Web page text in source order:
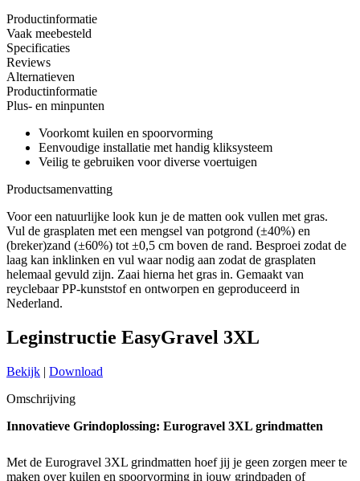
Productinformatie
Vaak meebesteld
Specificaties
Reviews
Alternatieven
Productinformatie
Plus- en minpunten
Voorkomt kuilen en spoorvorming
Eenvoudige installatie met handig kliksysteem
Veilig te gebruiken voor diverse voertuigen
Productsamenvatting
Voor een natuurlijke look kun je de matten ook vullen met gras.
Vul de grasplaten met een mengsel van potgrond (±40%) en
(breker)zand (±60%) tot ±0,5 cm boven de rand. Besproei zodat de
laag kan inklinken en vul waar nodig aan zodat de grasplaten
helemaal gevuld zijn. Zaai hierna het gras in. Gemaakt van
reyclebaar PP-kunststof en ontworpen en geproduceerd in
Nederland.
Leginstructie EasyGravel 3XL
Bekijk | Download
Omschrijving
Innovatieve Grindoplossing: Eurogravel 3XL grindmatten
Met de Eurogravel 3XL grindmatten hoef jij je geen zorgen meer te
maken over kuilen en spoorvorming in jouw grindpaden of